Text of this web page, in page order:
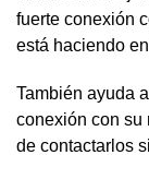
fuerte conexión
está haciendo
También ayuda
conexión con su
de contactarlos